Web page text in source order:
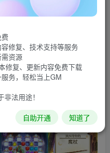
三消能力吧。完成关卡来
接前方的魔法棘手挑战
，如果没显示，购买一次
运行！
修复、技术支持等服务
资源
修复、更新内容免费下载
务，轻松当上GM
法用途！
自助开通 知道了